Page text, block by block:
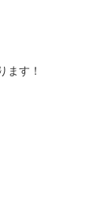
ます！